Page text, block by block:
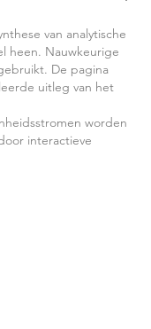
van analytische
heen. Nauwkeurige
De pagina
uitleg van het
worden
interactieve